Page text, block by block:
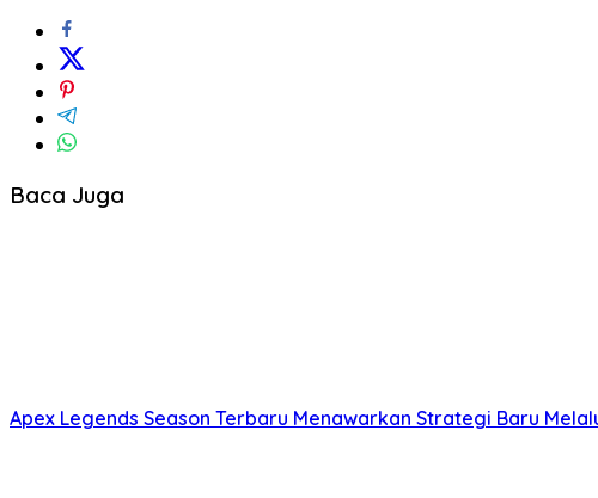
Baca Juga
Apex Legends Season Terbaru Menawarkan Strategi Baru